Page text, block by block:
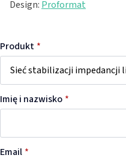
Design:Proformat
Produkt *
Imię i nazwisko *
Email *